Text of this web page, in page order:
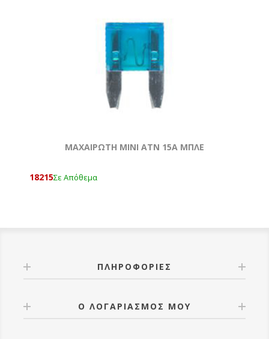
ΜΑΧΑΙΡΩΤΗ ΜΙΝΙ ATN 15Α ΜΠΛΕ
18215Σε Απόθεμα
ΠΛΗΡΟΦΟΡΊΕΣ
Ο ΛΟΓΑΡΙΑΣΜΌΣ ΜΟΥ